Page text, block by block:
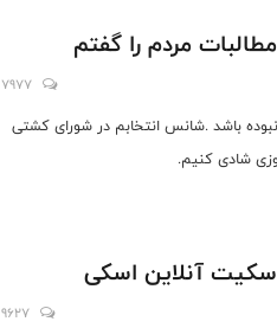
مردم را گفتم
7977
باشد .شانس انتخابم در شورای کشتی
آنلاین اسکی
9627